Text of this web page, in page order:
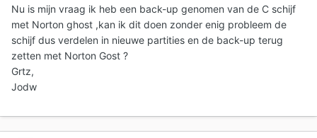
Nu is mijn vraag ik heb een back-up genomen van de C schijf
met Norton ghost ,kan ik dit doen zonder enig probleem de
schijf dus verdelen in nieuwe partities en de back-up terug
zetten met Norton Gost ?
Grtz,
Jodw